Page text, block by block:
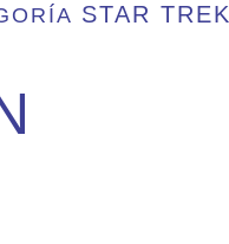
STAR TREK